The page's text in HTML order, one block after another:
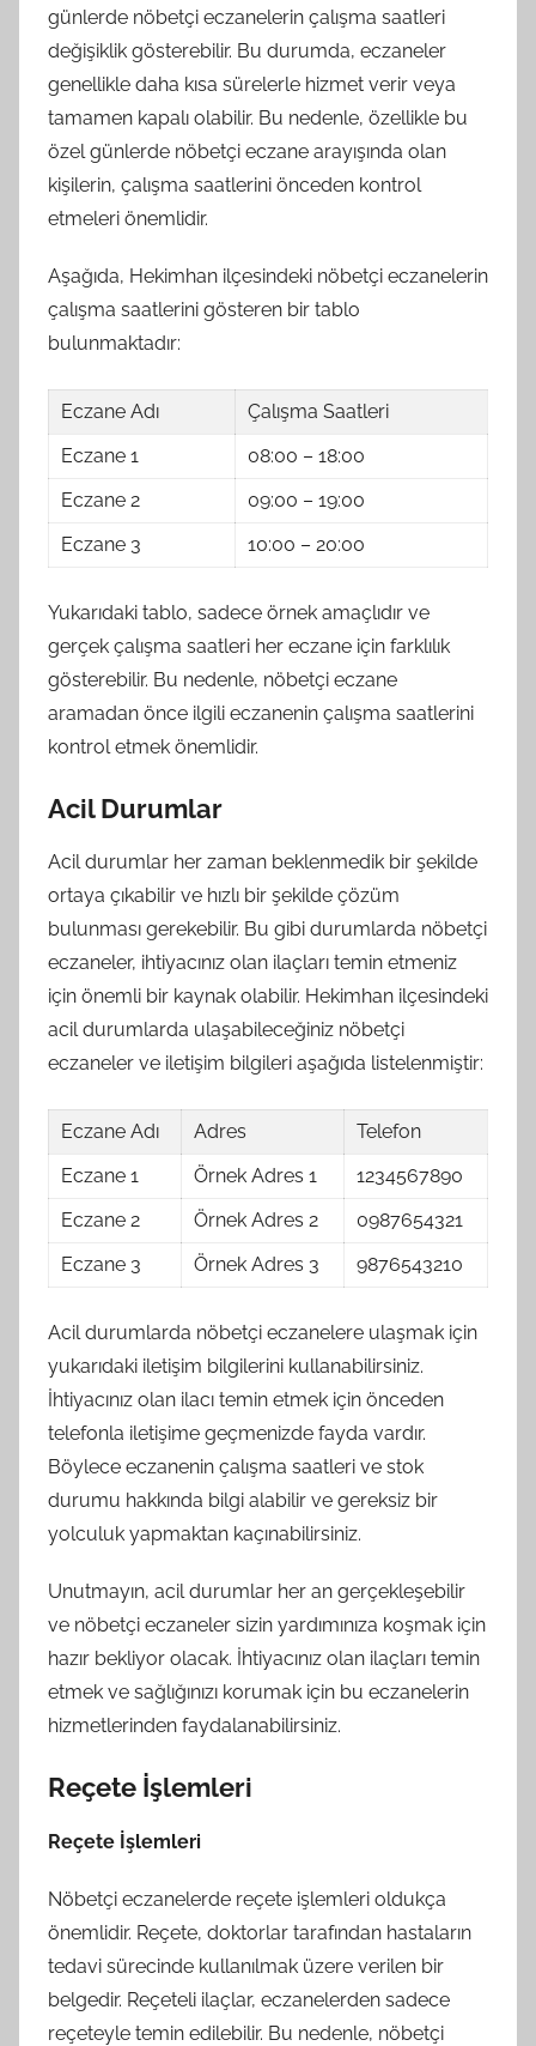
günlerde nöbetçi eczanelerin çalışma saatleri
değişiklik gösterebilir. Bu durumda, eczaneler
genellikle daha kısa sürelerle hizmet verir veya
tamamen kapalı olabilir. Bu nedenle, özellikle bu
özel günlerde nöbetçi eczane arayışında olan
kişilerin, çalışma saatlerini önceden kontrol
etmeleri önemlidir.
Aşağıda, Hekimhan ilçesindeki nöbetçi eczanelerin
çalışma saatlerini gösteren bir tablo
bulunmaktadır:
Eczane Adı
Çalışma Saatleri
Eczane 1
08:00 – 18:00
Eczane 2
09:00 – 19:00
Eczane 3
10:00 – 20:00
Yukarıdaki tablo, sadece örnek amaçlıdır ve
gerçek çalışma saatleri her eczane için farklılık
gösterebilir. Bu nedenle, nöbetçi eczane
aramadan önce ilgili eczanenin çalışma saatlerini
kontrol etmek önemlidir.
Acil Durumlar
Acil durumlar her zaman beklenmedik bir şekilde
ortaya çıkabilir ve hızlı bir şekilde çözüm
bulunması gerekebilir. Bu gibi durumlarda nöbetçi
eczaneler, ihtiyacınız olan ilaçları temin etmeniz
için önemli bir kaynak olabilir. Hekimhan ilçesindeki
acil durumlarda ulaşabileceğiniz nöbetçi
eczaneler ve iletişim bilgileri aşağıda listelenmiştir:
Eczane Adı Adres
Telefon
Eczane 1
Örnek Adres 1
1234567890
Eczane 2
Örnek Adres 2
0987654321
Eczane 3
Örnek Adres 3 9876543210
Acil durumlarda nöbetçi eczanelere ulaşmak için
yukarıdaki iletişim bilgilerini kullanabilirsiniz.
İhtiyacınız olan ilacı temin etmek için önceden
telefonla iletişime geçmenizde fayda vardır.
Böylece eczanenin çalışma saatleri ve stok
durumu hakkında bilgi alabilir ve gereksiz bir
yolculuk yapmaktan kaçınabilirsiniz.
Unutmayın, acil durumlar her an gerçekleşebilir
ve nöbetçi eczaneler sizin yardımınıza koşmak için
hazır bekliyor olacak. İhtiyacınız olan ilaçları temin
etmek ve sağlığınızı korumak için bu eczanelerin
hizmetlerinden faydalanabilirsiniz.
Reçete İşlemleri
Reçete İşlemleri
Nöbetçi eczanelerde reçete işlemleri oldukça
önemlidir. Reçete, doktorlar tarafından hastaların
tedavi sürecinde kullanılmak üzere verilen bir
belgedir. Reçeteli ilaçlar, eczanelerden sadece
reçeteyle temin edilebilir. Bu nedenle, nöbetçi